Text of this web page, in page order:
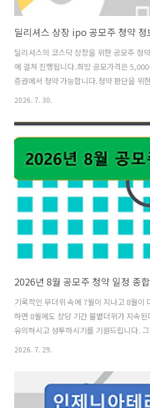
딜리셔스 상장 ipo 공모주 청약 정
딜리셔스의 코스닥 상장을 위한 공모주 청
에 걸쳐 진행됩니다.희망 공모가격은
증권에서 청약 가능합니다.청약 판단을 위
습니다. [사업현황] 딜리셔스는 동대문 등
는 양면 플랫폼 '신상마켓' 서비스를 운영
지털화가 더디게 진행되던 패션 B2B 시장
신상마켓 서비스를 출시하였으며, 지속적
반 확대를 통해 패션 B2B 플랫폼 시장의
습니다. 신상마켓은 도매 사업자가 자신의
정..
2026. 7. 30.
2026년 8월 공모주 청약 일정 종합
기록적인 무더위 속에 7월이 지나고 8월이
하면 8월에도 상당 기간 불볕더위가 지속
유의하시고 성투하시기를 기원드립니다.
먹어서인지 시원치않은 모습이 계속되고 있
말씀드리겠지만 일정이 겹치는 경우가 대
기회가 늘어났다고 체감하기는 어려울 것
된 2026년 8월 공모주는 일반 공모주 8곳
2026. 7. 29.